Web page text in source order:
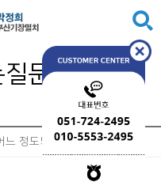
질문
느 정도되나요?